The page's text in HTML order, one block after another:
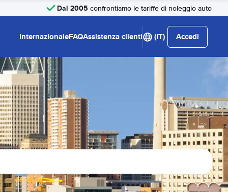
Dal 2005 confrontiamo le tariffe di noleggio auto
InternazionaleFAQAssistenza clienti (IT) Accedi